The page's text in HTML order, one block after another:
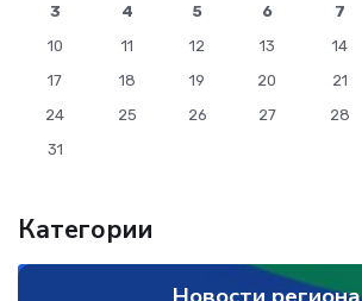
3
4 5 6 7
10
11 12 13 14
17
18 19 20 21
24
25 26 27 28
31
Категории